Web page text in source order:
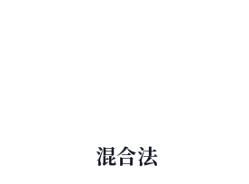
混合法